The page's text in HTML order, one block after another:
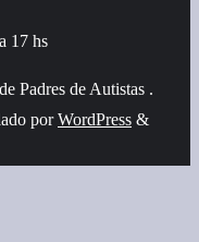
17 hs
Padres de Autistas .
porWordPress &